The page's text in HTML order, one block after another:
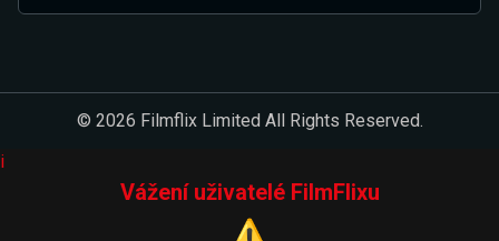
© 2026 Filmflix Limited All Rights Reserved.
i
Vážení uživatelé FilmFlixu